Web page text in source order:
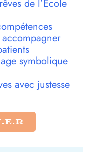
de l’École
symbolique
avec justesse